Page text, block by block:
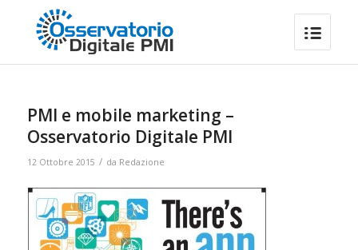
PMI e mobile marketing –
Osservatorio Digitale PMI
12 Ottobre 2015 / da Redazione